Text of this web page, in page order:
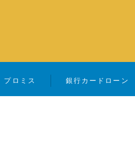
プロミス 銀行カードローン
アコム